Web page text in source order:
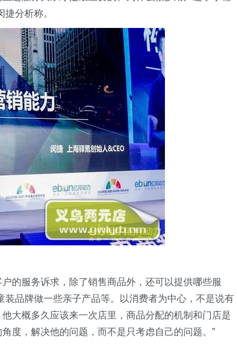
分析称。
的服务诉求，除了销售商品外，还可以提供哪些服
品牌做一些亲子产品等。以消费者为中心，不是说有
大概多久应该来一次店里，商品分配的机制和门店是
度，解决他的问题，而不是只考虑自己的问题。”